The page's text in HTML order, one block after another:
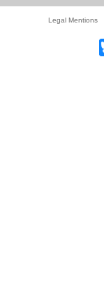
Legal Mentions